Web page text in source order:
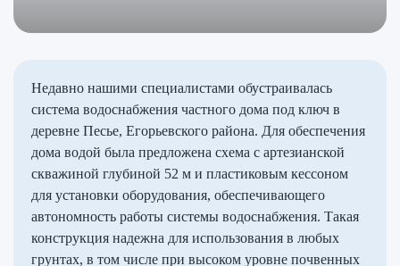
Недавно нашими специалистами обустраивалась
система водоснабжения частного дома под ключ в
деревне Песье, Егорьевского района. Для обеспечения
дома водой была предложена схема с артезианской
скважиной глубиной 52 м и пластиковым кессоном
для установки оборудования, обеспечивающего
автономность работы системы водоснабжения. Такая
конструкция надежна для использования в любых
грунтах, в том числе при высоком уровне почвенных